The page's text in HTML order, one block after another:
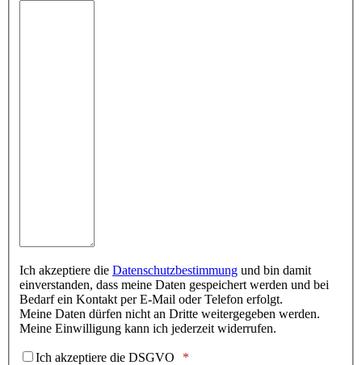
Ich akzeptiere die Datenschutzbestimmung und bin damit
einverstanden, dass meine Daten gespeichert werden und bei
Bedarf ein Kontakt per E-Mail oder Telefon erfolgt.
Meine Daten dürfen nicht an Dritte weitergegeben werden.
Meine Einwilligung kann ich jederzeit widerrufen.
Ich akzeptiere die DSGVO